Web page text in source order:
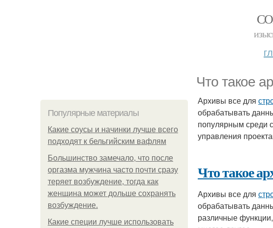
Что такое
Популярные материалы
Какие соусы и начинки лучше всего
подходят к бельгийским вафлям
Большинство замечало, что после
оргазма мужчина часто почти сразу
теряет возбуждение, тогда как
женщина может дольше сохранять
возбуждение.
Какие специи лучше использовать
Архивы все для
обрабатывать
популярным среди
управления
Что такое
Архивы все для
обрабатывать
различные